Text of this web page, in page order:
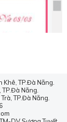
Khê, TP.Đà Nẵng.
TP.Đà Nẵng.
TP.Đà Nẵng.